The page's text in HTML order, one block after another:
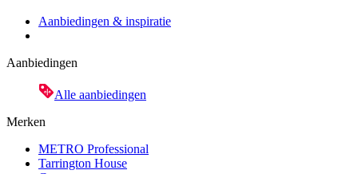
Aanbiedingen & inspiratie
Aanbiedingen
Alle aanbiedingen
Merken
METRO Professional
Tarrington House